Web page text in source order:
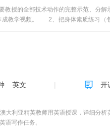
的全部技术动作的完整示范、分解
成教学视频。 2、把身体素质练习（
、标志点脚步练习示范、加防守练习
下的教学和线下技术动作的随堂测试
习方法和集体练习方法课上和课下进
容，实现对学生的差异化教育。5、
学习者的积极性和主动性。7、本项目
行辅助教学，可以提高教学质量和教
英文 开
利亚精英教师用英语授课，详细分
语写作任务。